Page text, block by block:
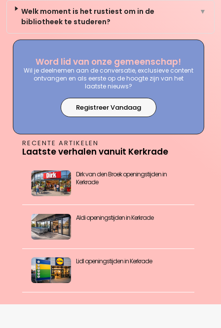
Welk moment is het rustiest om in de
bibliotheek te studeren?
▼
Word lid van onze gemeenschap!
Wil je deelnemen aan de conversatie, exclusieve content
ontvangen en als eerste op de hoogte zijn van het
laatste nieuws?
Registreer Vandaag
RECENTE ARTIKELEN
Laatste verhalen vanuit Kerkrade
Dirk van den Broek openingstijden in
Kerkrade
Aldi openingstijden in Kerkrade
Lidl openingstijden in Kerkrade